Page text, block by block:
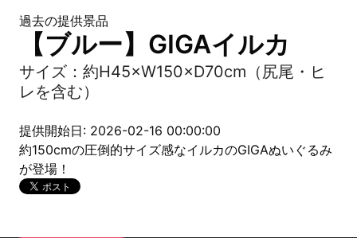
過去の提供景品
【ブルー】GIGAイルカ
サイズ：約H45×W150×D70cm（尻尾・ヒ
レを含む）
提供開始日: 2026-02-16 00:00:00
約150cmの圧倒的サイズ感なイルカのGIGAぬいぐるみ
が登場！